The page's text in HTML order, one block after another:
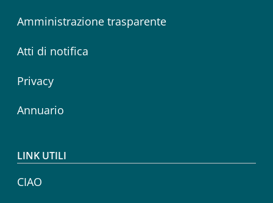
Amministrazione trasparente
Atti di notifica
Privacy
Annuario
LINK UTILI
CIAO